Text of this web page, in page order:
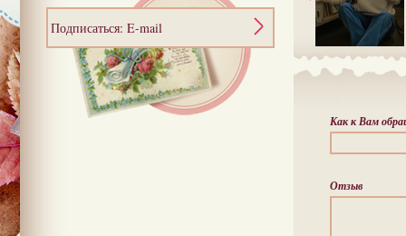
Подписаться: E-mail
Как к Вам
Отзыв